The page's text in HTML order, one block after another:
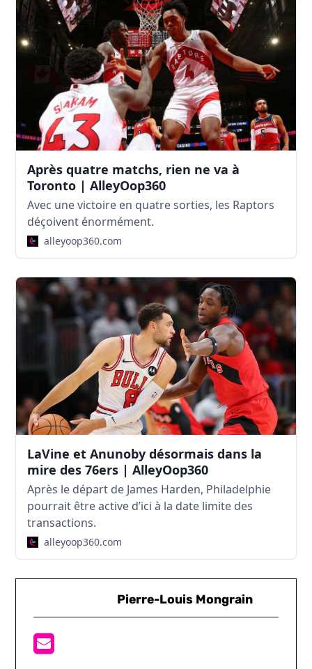
Après quatre matchs, rien ne va à
Toronto | AlleyOop360
Avec une victoire en quatre sorties, les Raptors
déçoivent énormément.
alleyoop360.com
LaVine et Anunoby désormais dans la
mire des 76ers | AlleyOop360
Après le départ de James Harden, Philadelphie
pourrait être active d’ici à la date limite des
transactions.
alleyoop360.com
Pierre-Louis Mongrain